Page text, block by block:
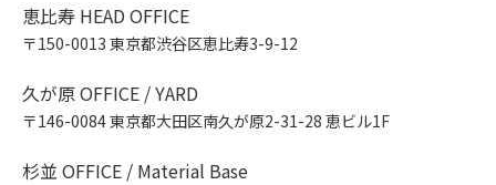
恵比寿 HEAD OFFICE
〒150-0013 東京都渋谷区恵比寿3-9-12
久が原 OFFICE / YARD
〒146-0084 東京都大田区南久が原2-31-28 恵ビル1F
杉並 OFFICE / Material Base